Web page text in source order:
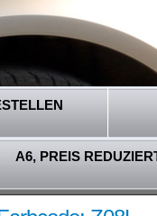
A6, PREIS